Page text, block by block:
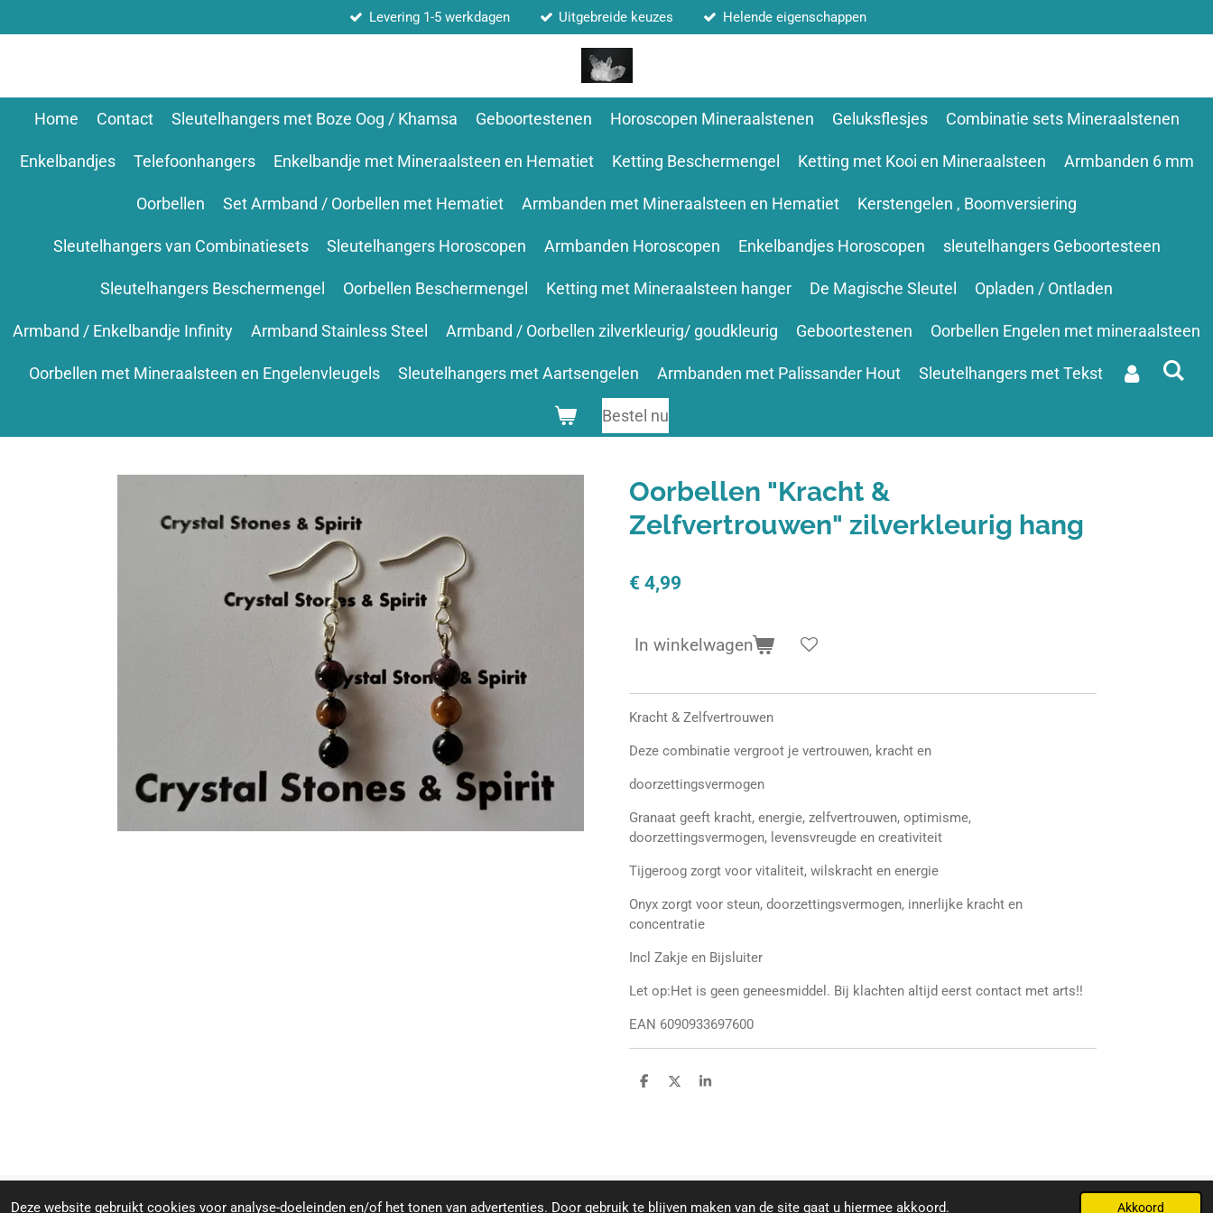
Deze website gebruikt cookies voor analyse-doeleinden en/of het tonen van advertenties. Door gebruik te blijven maken van de site gaat u hiermee akkoord. Akkoord
direct
hoofdinhoud
Levering 1-5 werkdagen Uitgebreide keuzes Helende eigenschappen
Home Contact Sleutelhangers met Boze Oog / Khamsa Geboortestenen Horoscopen Mineraalstenen Geluksflesjes Combinatie sets Mineraalstenen
Enkelbandjes Telefoonhangers Enkelbandje met Mineraalsteen en Hematiet Ketting Beschermengel Ketting met Kooi en Mineraalsteen Armbanden 6 mm
Oorbellen Set Armband / Oorbellen met Hematiet Armbanden met Mineraalsteen en Hematiet Kerstengelen , Boomversiering
Sleutelhangers van Combinatiesets Sleutelhangers Horoscopen Armbanden Horoscopen Enkelbandjes Horoscopen sleutelhangers Geboortesteen
Sleutelhangers Beschermengel Oorbellen Beschermengel Ketting met Mineraalsteen hanger De Magische Sleutel Opladen / Ontladen
Armband / Enkelbandje Infinity Armband Stainless Steel Armband / Oorbellen zilverkleurig/ goudkleurig Geboortestenen Oorbellen Engelen met mineraalsteen
Oorbellen met Mineraalsteen en Engelenvleugels Sleutelhangers met Aartsengelen Armbanden met Palissander Hout Sleutelhangers met Tekst
Bestel nu
Oorbellen "Kracht &
Zelfvertrouwen" zilverkleurig hang
€ 4,99
In winkelwagen
Kracht & Zelfvertrouwen
Deze combinatie vergroot je vertrouwen, kracht en
doorzettingsvermogen
Granaat geeft kracht, energie, zelfvertrouwen, optimisme,
doorzettingsvermogen, levensvreugde en creativiteit
Tijgeroog zorgt voor vitaliteit, wilskracht en energie
Onyx zorgt voor steun, doorzettingsvermogen, innerlijke kracht en
concentratie
Incl Zakje en Bijsluiter
Let op:Het is geen geneesmiddel. Bij klachten altijd eerst contact met arts!!
EAN 6090933697600
D
D
S
© 2024 - 2026 Crystal Stones & Spirit